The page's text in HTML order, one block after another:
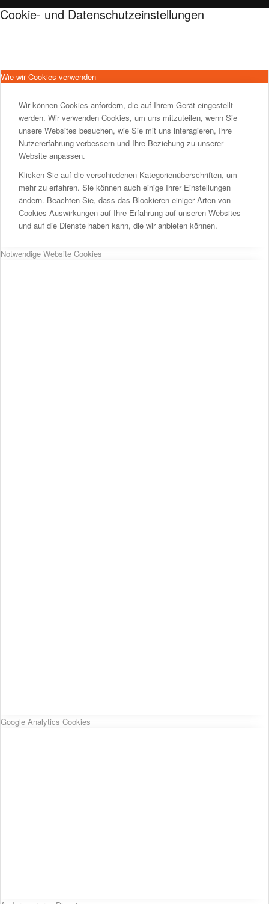
Cookie- und Datenschutzeinstellungen
Wie wir Cookies verwenden
Wir können Cookies anfordern, die auf Ihrem Gerät eingestellt
werden. Wir verwenden Cookies, um uns mitzuteilen, wenn Sie
unsere Websites besuchen, wie Sie mit uns interagieren, Ihre
Nutzererfahrung verbessern und Ihre Beziehung zu unserer
Website anpassen.
Klicken Sie auf die verschiedenen Kategorienüberschriften, um
mehr zu erfahren. Sie können auch einige Ihrer Einstellungen
ändern. Beachten Sie, dass das Blockieren einiger Arten von
Cookies Auswirkungen auf Ihre Erfahrung auf unseren Websites
und auf die Dienste haben kann, die wir anbieten können.
Notwendige Website Cookies
Google Analytics Cookies